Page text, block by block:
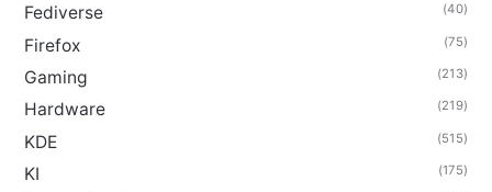
Fediverse (40)
Firefox (75)
Gaming (213)
Hardware (219)
KDE (515)
KI (175)